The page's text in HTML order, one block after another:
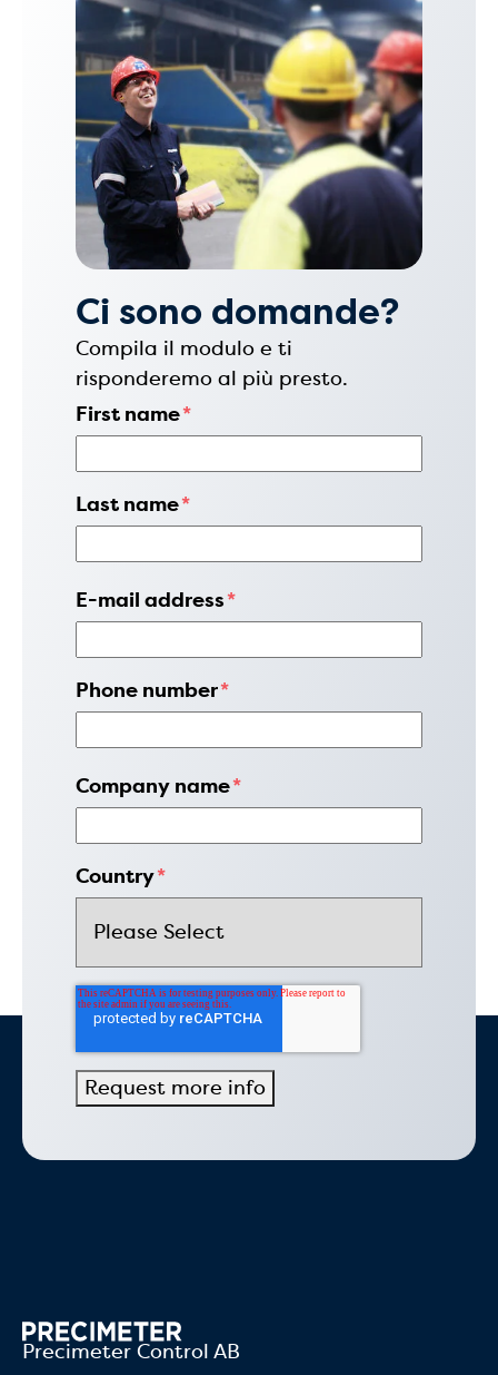
Ci sono domande?
Compila il modulo e ti
risponderemo al più presto.
First name*
Last name*
E-mail address*
Phone number*
Company name*
Country*
Precimeter Control AB